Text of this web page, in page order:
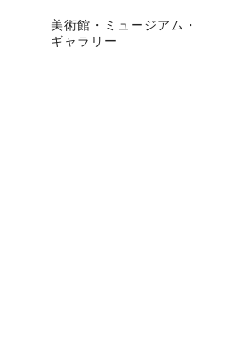
美術館・ミュージアム・
ギャラリー